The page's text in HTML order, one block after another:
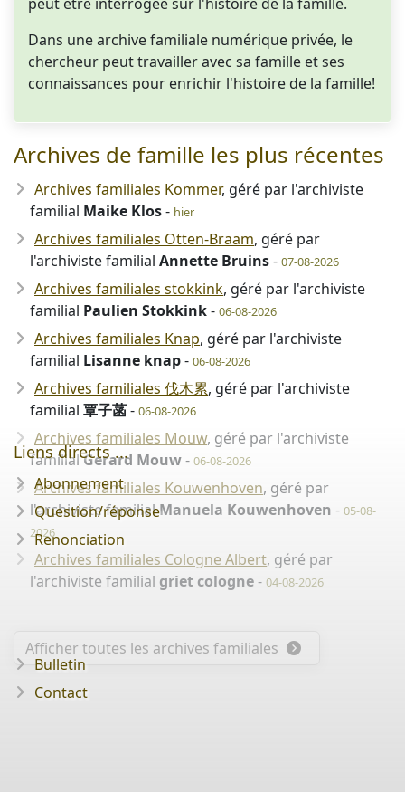
Dans une archive familiale numérique privée, le
chercheur peut travailler avec sa famille et ses
connaissances pour enrichir l'histoire de la famille!
Archives de famille les plus récentes
Archives familiales Kommer, géré par l'archiviste
familial Maike Klos- hier
Archives familiales Otten-Braam, géré par
l'archiviste familial Annette Bruins- 07-08-2026
Archives familiales stokkink, géré par l'archiviste
familial Paulien Stokkink- 06-08-2026
Archives familiales Knap, géré par l'archiviste
familial Lisanne knap- 06-08-2026
Archives familiales 伐木累, géré par l'archiviste
familial 覃子菡- 06-08-2026
Archives familiales Mouw, géré par l'archiviste
familialGerard Mouw- 06-08-2026
Archives familiales Kouwenhoven, géré par
l'archiviste familialManuela Kouwenhoven - 05-08-
2026
Archives familiales Cologne Albert, géré par
l'archiviste familial griet cologne- 04-08-2026
Afficher toutes les archives familiales
Liens directs ...
Abonnement
Question/réponse
Renonciation
Bulletin
Contact